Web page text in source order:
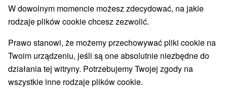
W dowolnym momencie możesz zdecydować, na jakie
rodzaje plików cookie chcesz zezwolić.
Prawo stanowi, że możemy przechowywać pliki cookie na
Twoim urządzeniu, jeśli są one absolutnie niezbędne do
działania tej witryny. Potrzebujemy Twojej zgody na
wszystkie inne rodzaje plików cookie.